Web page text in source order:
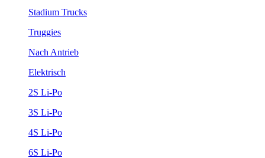
Stadium Trucks
Truggies
Nach Antrieb
Elektrisch
2S Li-Po
3S Li-Po
4S Li-Po
6S Li-Po